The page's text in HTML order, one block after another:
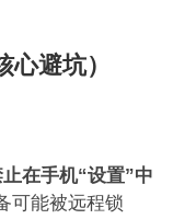
避坑）
在手机“设置”中
可能被远程锁